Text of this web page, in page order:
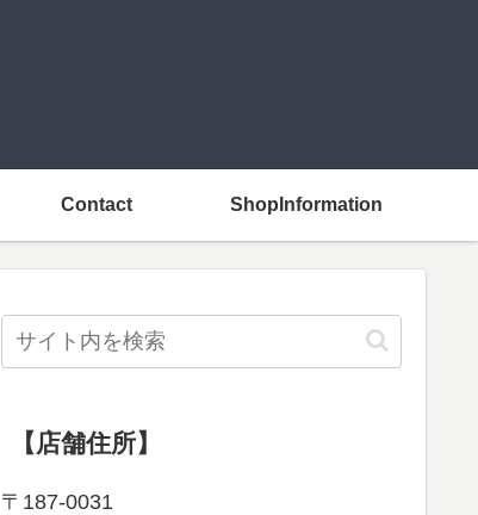
Contact ShopInformation
【店舗住所】
〒187-0031